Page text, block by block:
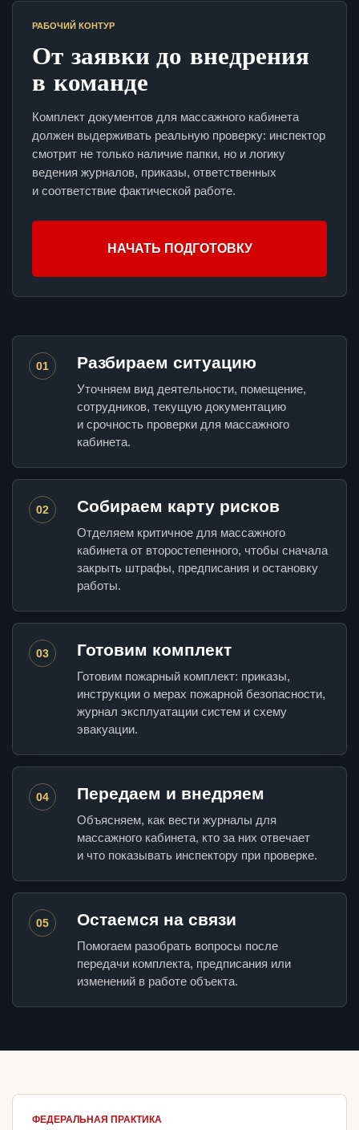
РАБОЧИЙ КОНТУР
От заявки до внедрения
в команде
Комплект документов для массажного кабинета
должен выдерживать реальную проверку: инспектор
смотрит не только наличие папки, но и логику
ведения журналов, приказы, ответственных
и соответствие фактической работе.
НАЧАТЬ ПОДГОТОВКУ
01 Разбираем ситуацию
Уточняем вид деятельности, помещение,
сотрудников, текущую документацию
и срочность проверки для массажного
кабинета.
02 Собираем карту рисков
Отделяем критичное для массажного
кабинета от второстепенного, чтобы сначала
закрыть штрафы, предписания и остановку
работы.
03 Готовим комплект
Готовим пожарный комплект: приказы,
инструкции о мерах пожарной безопасности,
журнал эксплуатации систем и схему
эвакуации.
04 Передаем и внедряем
Объясняем, как вести журналы для
массажного кабинета, кто за них отвечает
и что показывать инспектору при проверке.
05 Остаемся на связи
Помогаем разобрать вопросы после
передачи комплекта, предписания или
изменений в работе объекта.
ФЕДЕРАЛЬНАЯ ПРАКТИКА